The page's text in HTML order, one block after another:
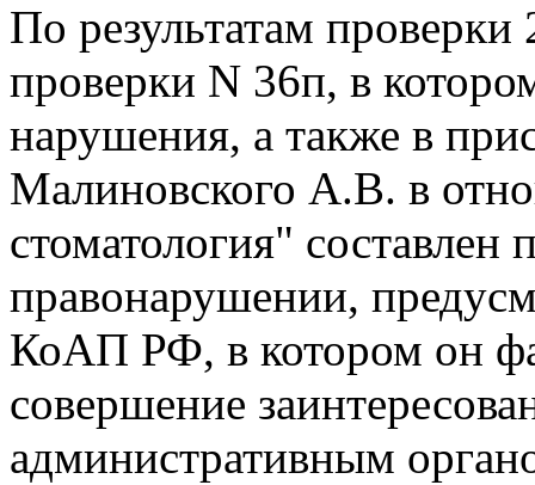
По результатам проверки
проверки N 36п, в
нарушения, а также в
Малиновского А.В. в
стоматология"
правонарушении,
КоАП РФ, в котором он
совершение
административным